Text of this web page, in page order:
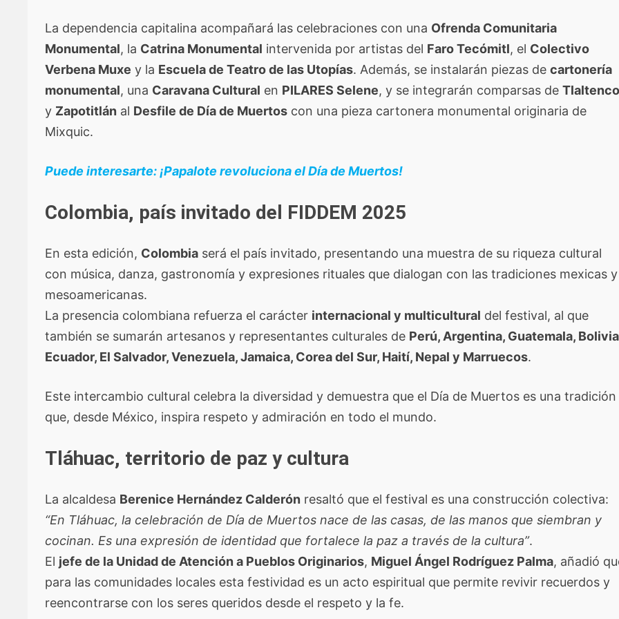
La dependencia capitalina acompañará las celebraciones con una Ofrenda Comunitaria
Monumental, la Catrina Monumental intervenida por artistas del Faro Tecómitl, el Colectivo
Verbena Muxe y la Escuela de Teatro de las Utopías. Además, se instalarán piezas decartonería
monumental, una Caravana Cultural en PILARES Selene, y se integrarán comparsas de
y Zapotitlán al Desfile de Día de Muertos con una pieza cartonera monumental originaria de
Mixquic.
Puede interesarte: ¡Papalote revoluciona el Día de Muertos!
Colombia, país invitado del FIDDEM 2025
En esta edición, Colombia será el país invitado, presentando una muestra de su riqueza cultural
con música, danza, gastronomía y expresiones rituales que dialogan con las tradiciones mexicas y
mesoamericanas.
La presencia colombiana refuerza el carácter internacional y multicultural del festival, al que
también se sumarán artesanos y representantes culturales de Perú, Argentina, Guatemala,
Ecuador, El Salvador, Venezuela, Jamaica, Corea del Sur, Haití, Nepal y Marruecos.
Este intercambio cultural celebra la diversidad y demuestra que el Día de Muertos es una tradición
que, desde México, inspira respeto y admiración en todo el mundo.
Tláhuac, territorio de paz y cultura
La alcaldesa Berenice Hernández Calderón resaltó que el festival es una construcción colectiva:
“En Tláhuac, la celebración de Día de Muertos nace de las casas, de las manos que siembran y
cocinan. Es una expresión de identidad que fortalece la paz a través de la cultura”.
El jefe de la Unidad de Atención a Pueblos Originarios, Miguel Ángel Rodríguez Palma, añadió
para las comunidades locales esta festividad es un acto espiritual que permite revivir recuerdos y
reencontrarse con los seres queridos desde el respeto y la fe.